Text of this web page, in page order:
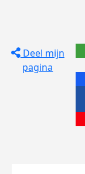
Deel mijn
pagina